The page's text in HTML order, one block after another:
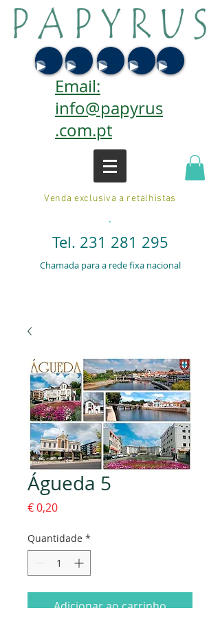
Email:
info@papyrus
.com.pt
Venda exclusiva a retalhistas
.
Tel. 231 281 295
Chamada para a rede fixa nacional
Águeda 5
€ 0,20Preço
Quantidade *
Adicionar ao carrinho